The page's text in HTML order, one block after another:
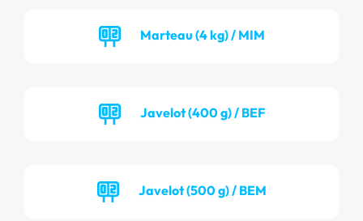
Marteau (4 kg) / MIM
Javelot (400 g) / BEF
Javelot (500 g) / BEM